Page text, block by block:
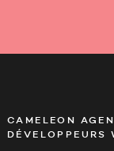
CAMELEON
DÉVELOPPEURS